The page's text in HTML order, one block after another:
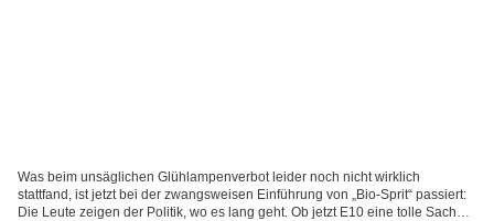
Was beim unsäglichen Glühlampenverbot leider noch nicht wirklich
stattfand, ist jetzt bei der zwangsweisen Einführung von „Bio-Sprit“ passiert:
Die Leute zeigen der Politik, wo es lang geht. Ob jetzt E10 eine tolle Sache